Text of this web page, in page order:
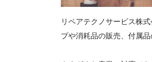
リペアテクノサービス株
プや消耗品の販売、付属